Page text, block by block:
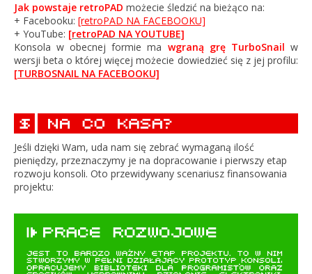
Jak powstaje retroPAD możecie śledzić na bieżąco na:
+ Facebooku: [retroPAD NA FACEBOOKU]
+ YouTube: [retroPAD NA YOUTUBE]
Konsola w obecnej formie ma wgraną grę TurboSnail w
wersji beta o której więcej możecie dowiedzieć się z jej profilu:
[TURBOSNAIL NA FACEBOOKU]
Jeśli dzięki Wam, uda nam się zebrać wymaganą ilość
pieniędzy, przeznaczymy je na dopracowanie i pierwszy etap
rozwoju konsoli. Oto przewidywany scenariusz finansowania
projektu: